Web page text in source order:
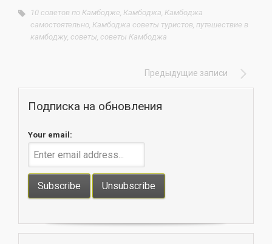
10 советов по Камбодже, Камбоджа, Камбоджа
самостоятельно, Камбоджа советы туристов, путешествие в
камбоджу, советы, советы Камбоджа
Предыдущие записи
Подписка на обновления
Your email: